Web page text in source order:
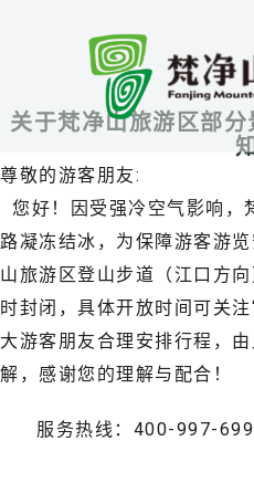
关于梵净山旅游区部
尊敬的游客朋友:
您好！因受强冷空气影响，
路凝冻结冰，为保障游客游
山旅游区登山步道（江口方
时封闭，具体开放时间可关
大游客朋友合理安排行程，
解，感谢您的理解与配合！
服务热线：400-997-